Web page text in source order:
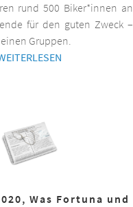
rund 500 Biker*innen an
für den guten Zweck –
Gruppen.
Was Fortuna und